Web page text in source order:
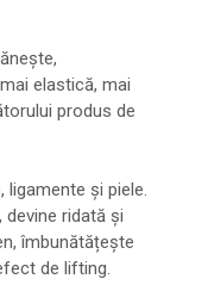
elastică, mai
produs de
și piele.
ridată și
îmbunătățește
de lifting.